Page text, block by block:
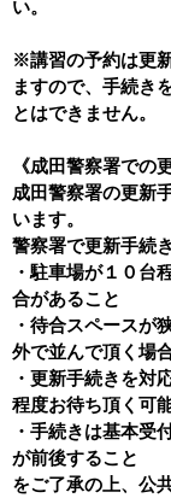
い。
※講習の予約は更
ますので、手続き
とはできません。
《成田警察署での
成田警察署の更新
います。
警察署で更新手続
・駐車場が１０台
合があること
・待合スペースが
外で並んで頂く場
・更新手続きを対
程度お待ち頂く可
・手続きは基本受
が前後すること
をご了承の上、 公